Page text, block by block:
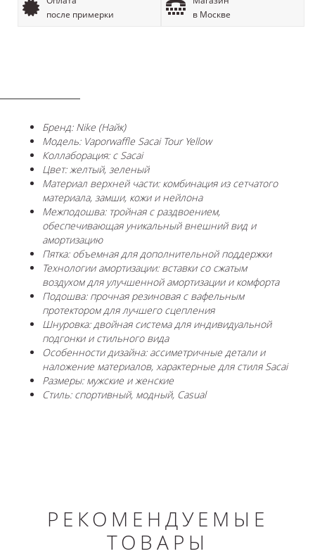
после примерки
в Москве
Бренд: Nike (Найк)
Модель: Vaporwaffle Sacai Tour Yellow
Коллаборация: с Sacai
Цвет: желтый, зеленый
Материал верхней части: комбинация из сетчатого
материала, замши, кожи и нейлона
Межподошва: тройная с раздвоением,
обеспечивающая уникальный внешний вид и
амортизацию
Пятка: объемная для дополнительной поддержки
Технологии амортизации: вставки со сжатым
воздухом для улучшенной амортизации и комфорта
Подошва: прочная резиновая с вафельным
протектором для лучшего сцепления
Шнуровка: двойная система для индивидуальной
подгонки и стильного вида
Особенности дизайна: ассиметричные детали и
наложение материалов, характерные для стиля Sacai
Размеры: мужские и женские
Стиль: спортивный, модный, Casual
РЕКОМЕНДУЕМЫЕ
ТОВАРЫ